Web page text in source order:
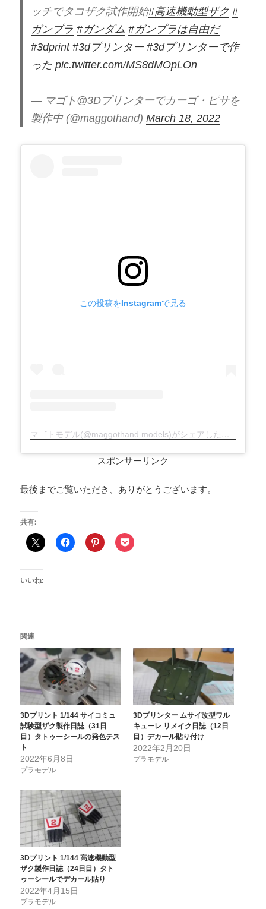
ッチでタコザク試作開始#高速機動型ザク #
ガンプラ #ガンダム #ガンプラは自由だ
#3dprint #3dプリンター #3dプリンターで作
った pic.twitter.com/MS8dMOpLOn
— マゴト@3Dプリンターでカーゴ・ピサを
製作中 (@maggothand)March 18, 2022
この投稿をInstagramで見る
マゴトモデル(@maggothand.models)がシェアした投稿
スポンサーリンク
最後までご覧いただき、ありがとうございます。
共有:
いいね:
関連
3Dプリント 1/144 サイコミュ
試験型ザク製作日誌（31日
目）タトゥーシールの発色テス
ト
2022年6月8日
プラモデル
3Dプリンター ムサイ改型ワル
キューレ リメイク日誌（12日
目）デカール貼り付け
2022年2月20日
プラモデル
3Dプリント 1/144 高速機動型
ザク製作日誌（24日目）タト
ゥーシールでデカール貼り
2022年4月15日
プラモデル